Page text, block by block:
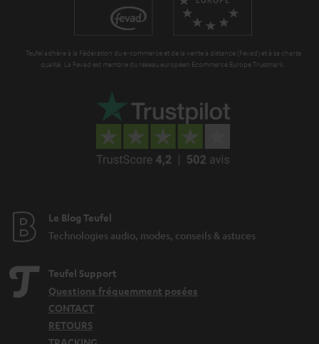
i
Teufel adhère à la Fédération du e-commerce et de la vente à distance (Fevad) et à sa charte
qualité. La Fevad est membre du réseau européen Ecommerce Europe Trustmark.
Le Blog Teufel
Technologies audio, modes, conseils & astuces
Teufel Support
Questions fréquemment posées
CONTACT
RETOURS